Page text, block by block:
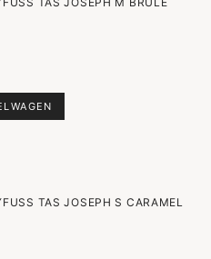
TAS JOSEPH S CARAMEL